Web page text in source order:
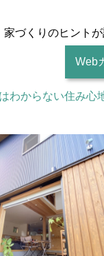
家づくりのヒント
Web
わからない住み心